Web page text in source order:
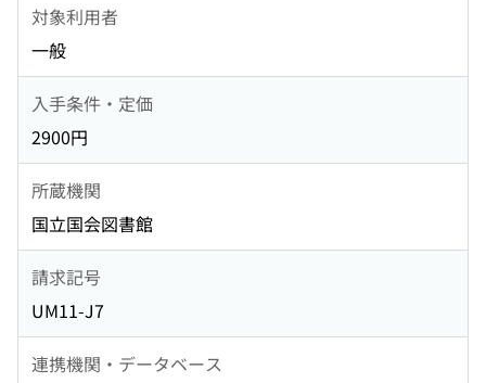
対象利用者
一般
入手条件・定価
2900円
所蔵機関
国立国会図書館
請求記号
UM11-J7
連携機関・データベース